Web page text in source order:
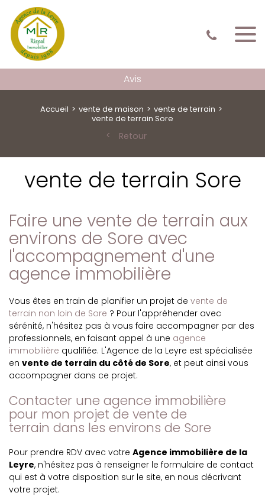
Avis
Accueil vente de maison
vente de terrain
vente de terrain Sore
Retour
vente de terrain Sore
Faire une vente de terrain aux
environs de Sore avec
l'accompagnement d'une
agence immobilière
Vous êtes en train de planifier un projet de vente de
terrain non loin de Sore ? Pour l'appréhender avec
sérénité, n'hésitez pas à vous faire accompagner par des
professionnels, en faisant appel à une agence
immobilière qualifiée. L'Agence de la Leyre est spécialisée
en vente de terrain du côté de Sore, et peut ainsi vous
accompagner dans ce projet.
Contacter une agence immobilière
pour mon projet de vente de
terrain dans les environs de Sore
Pour prendre RDV avec votre Agence immobilière de la
Leyre, n'hésitez pas à renseigner le formulaire de contact
qui est à votre disposition sur le site, en nous décrivant
votre projet.